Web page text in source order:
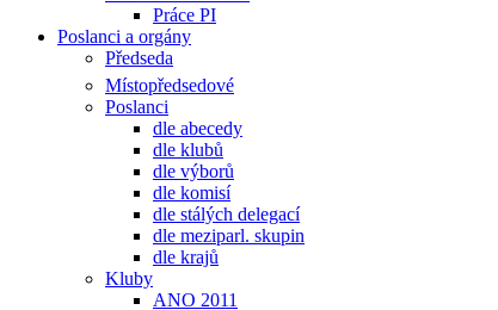
Práce PI
Poslanci a orgány
Předseda
Místopředsedové
Poslanci
dle abecedy
dle klubů
dle výborů
dle komisí
dle stálých delegací
dle meziparl. skupin
dle krajů
Kluby
ANO 2011